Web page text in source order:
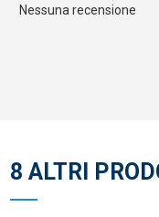
Nessuna recensione
8 ALTRI